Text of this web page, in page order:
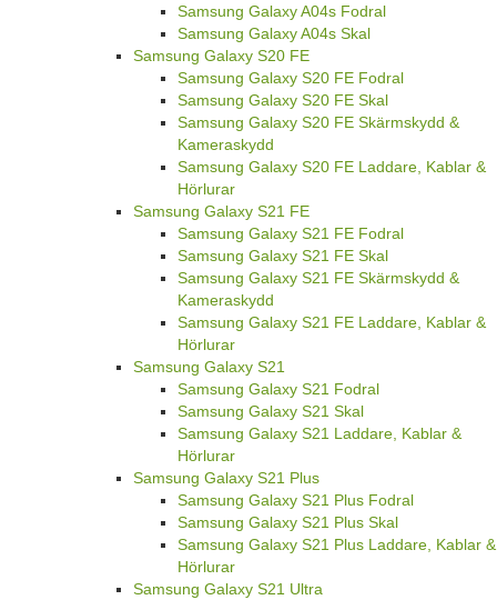
Samsung Galaxy A04s Fodral
Samsung Galaxy A04s Skal
Samsung Galaxy S20 FE
Samsung Galaxy S20 FE Fodral
Samsung Galaxy S20 FE Skal
Samsung Galaxy S20 FE Skärmskydd &
Kameraskydd
Samsung Galaxy S20 FE Laddare, Kablar &
Hörlurar
Samsung Galaxy S21 FE
Samsung Galaxy S21 FE Fodral
Samsung Galaxy S21 FE Skal
Samsung Galaxy S21 FE Skärmskydd &
Kameraskydd
Samsung Galaxy S21 FE Laddare, Kablar &
Hörlurar
Samsung Galaxy S21
Samsung Galaxy S21 Fodral
Samsung Galaxy S21 Skal
Samsung Galaxy S21 Laddare, Kablar &
Hörlurar
Samsung Galaxy S21 Plus
Samsung Galaxy S21 Plus Fodral
Samsung Galaxy S21 Plus Skal
Samsung Galaxy S21 Plus Laddare, Kablar &
Hörlurar
Samsung Galaxy S21 Ultra